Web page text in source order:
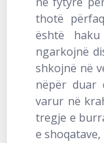
thotë
është
ngarkojnë
shkojnë në
nëpër duar
varur në
tregje e
e